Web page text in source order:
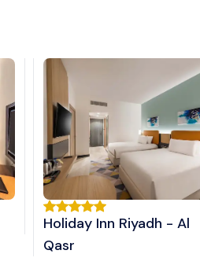
Holiday Inn Riyadh - Al
Qasr